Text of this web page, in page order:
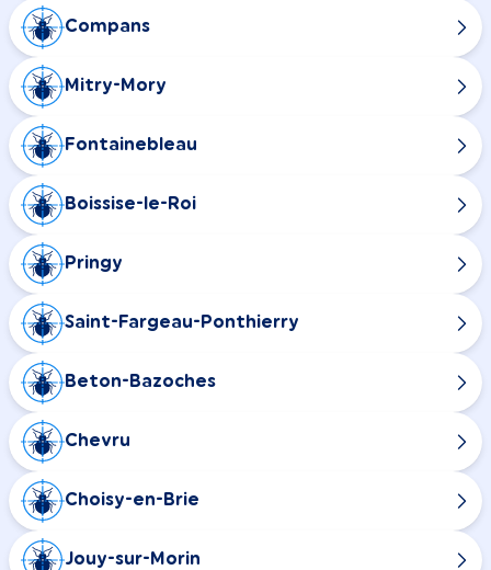
Compans
Mitry-Mory
Fontainebleau
Boissise-le-Roi
Pringy
Saint-Fargeau-Ponthierry
Beton-Bazoches
Chevru
Choisy-en-Brie
Jouy-sur-Morin